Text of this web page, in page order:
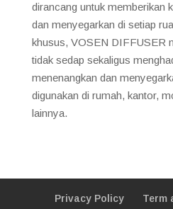
dirancang untuk memberikan
dan menyegarkan di setiap
khusus, VOSEN DIFFUSER
tidak sedap sekaligus
menenangkan dan
digunakan di rumah, kantor,
lainnya.
Privacy Policy Term